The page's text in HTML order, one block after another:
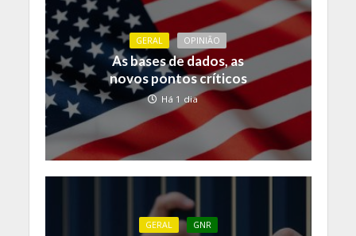
GERAL OPINIÃO
As bases de dados, as
novos pontos críticos
Há 1 dia
GERAL GNR